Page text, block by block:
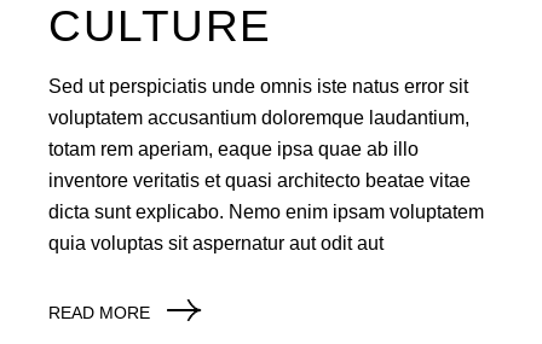
CULTURE
Sed ut perspiciatis unde omnis iste natus error sit
voluptatem accusantium doloremque laudantium,
totam rem aperiam, eaque ipsa quae ab illo
inventore veritatis et quasi architecto beatae vitae
dicta sunt explicabo. Nemo enim ipsam voluptatem
quia voluptas sit aspernatur aut odit aut
READ MORE